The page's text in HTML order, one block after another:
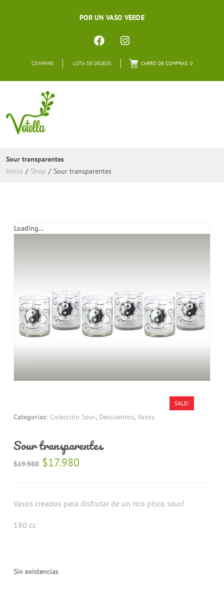
POR UN VASO VERDE
COMPARE LISTA DE DESEOS CARRO DE COMPRAS 0
Sour transparentes
Inicio / Shop / Sour transparentes
Loading...
Categorías: Colección Sour, Descuentos, Vasos
SALE!
Sour transparentes
$19.980 $17.980
Vasos creados para disfrutar de un rico pisco sour!
180 cc
Sin existencias